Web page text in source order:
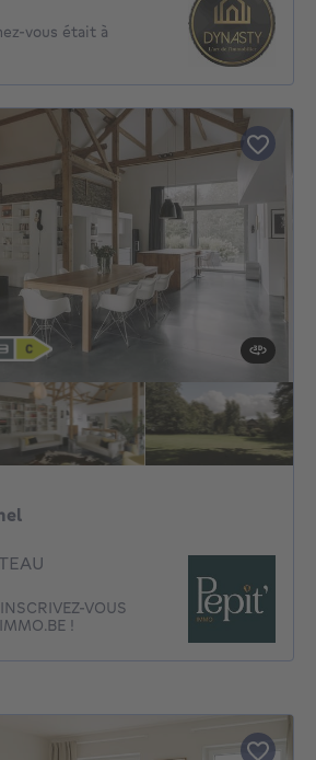
vous était à
VOUS
!